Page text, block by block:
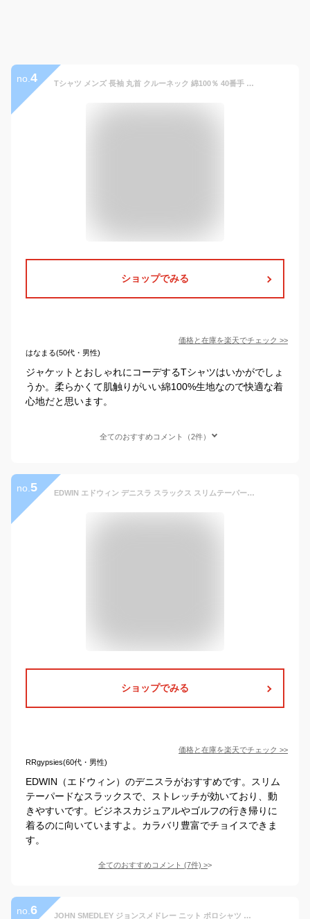
no. 4 Tシャツ メンズ 長袖 丸首 クルーネック 綿100％ 40番手 カットソー 天竺 ニット リブ高め 快適 着心地 プレミアムコットン おしゃれ ビジネスカジュアル ビジネス シンプル ジャケット用Tシャツ テレワーク 在宅 男性用 ホワイト ブラック ネイビー グレー オシャレ 自転車
ショップでみる
価格と在庫を楽天でチェック >>
はなまる(50代・男性)
ジャケットとおしゃれにコーデするTシャツはいかがでしょ
うか。柔らかくて肌触りがいい綿100%生地なので快適な着
心地だと思います。
全てのおすすめコメント（2件）
no. 5 EDWIN エドウィン デニスラ スラックス スリムテーパード ストレッチ (EDB102) トラウザー メンズ ビジネス カジュアル ビジカジ ブランド ゴルフ デニム 紺 黒 送料無料 裾上げ無料
ショップでみる
価格と在庫を楽天でチェック >>
RRgypsies(60代・男性)
EDWIN（エドウィン）のデニスラがおすすめです。スリム
テーパードなスラックスで、ストレッチが効いており、動
きやすいです。ビジネスカジュアルやゴルフの行き帰りに
着るのに向いていますよ。カラバリ豊富でチョイスできま
す。
全てのおすすめコメント (7件) >
no. 6 JOHN SMEDLEY ジョンスメドレー ニット ポロシャツ DORSET ドーセット メンズ EASY FIT 30G 長袖 メリノウール 無地 カラー5色